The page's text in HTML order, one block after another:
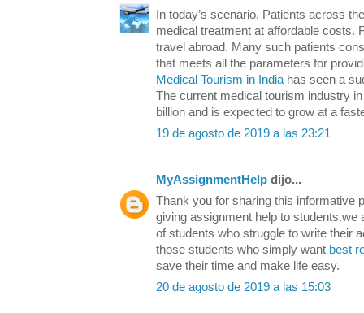
In today’s scenario, Patients across
medical treatment at affordable costs.
travel abroad. Many such patients
that meets all the parameters for
Medical Tourism in India has seen a
The current medical tourism industry
billion and is expected to grow at a
19 de agosto de 2019 a las 23:21
MyAssignmentHelp dijo...
Thank you for sharing this informative
giving assignment help to students.we
of students who struggle to write their
those students who simply want best
save their time and make life easy.
20 de agosto de 2019 a las 15:03